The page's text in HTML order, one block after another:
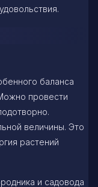
баланса
провести
величины. Это
растений
и садовода